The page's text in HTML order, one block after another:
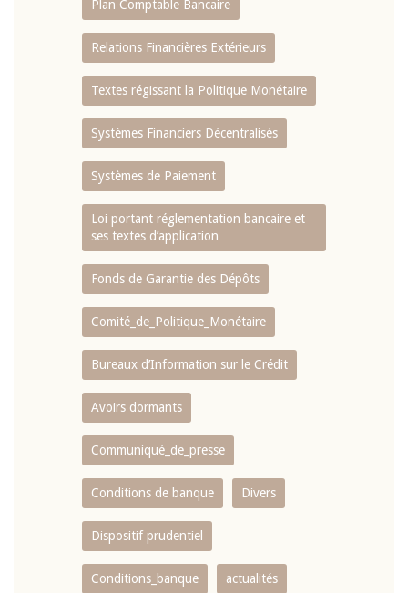
Plan Comptable Bancaire
Relations Financières Extérieurs
Textes régissant la Politique Monétaire
Systèmes Financiers Décentralisés
Systèmes de Paiement
Loi portant réglementation bancaire et
ses textes d’application
Fonds de Garantie des Dépôts
Comité_de_Politique_Monétaire
Bureaux d’Information sur le Crédit
Avoirs dormants
Communiqué_de_presse
Conditions de banque Divers
Dispositif prudentiel
Conditions_banque actualités